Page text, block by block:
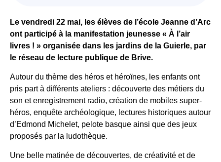
Le vendredi 22 mai, les élèves de l’école Jeanne d’Arc
ont participé à la manifestation jeunesse « À l’air
livres ! » organisée dans les jardins de la Guierle, par
le réseau de lecture publique de Brive.
Autour du thème des héros et héroïnes, les enfants ont
pris part à différents ateliers : découverte des métiers du
son et enregistrement radio, création de mobiles super-
héros, enquête archéologique, lectures historiques autour
d’Edmond Michelet, pelote basque ainsi que des jeux
proposés par la ludothèque.
Une belle matinée de découvertes, de créativité et de